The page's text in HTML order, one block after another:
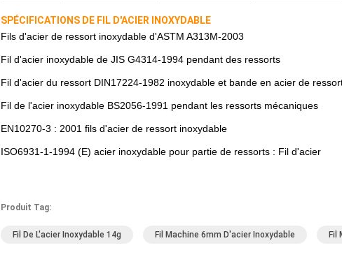
SPÉCIFICATIONS DE FIL D'ACIER INOXYDABLE
Fils d'acier de ressort inoxydable d'ASTM A313M-2003
Fil d'acier inoxydable de JIS G4314-1994 pendant des ressorts
Fil d'acier du ressort DIN17224-1982 inoxydable et bande en acier de
Fil de l'acier inoxydable BS2056-1991 pendant les ressorts mécaniques
EN10270-3 : 2001 fils d'acier de ressort inoxydable
ISO6931-1-1994 (E) acier inoxydable pour partie de ressorts : Fil d'acier
Produit Tag:
Fil De L'acier Inoxydable 14g Fil Machine 6mm D'acier Inoxydable Fil